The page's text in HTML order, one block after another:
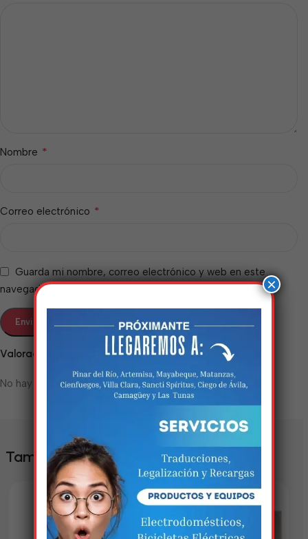
Valoraciones
No hay valoraciones aún.
Nombre *
Correo electrónico *
Guarda mi nombre, correo electrónico y web en este
navegador para la próxima vez que comente.
También te puede interesar
×
Estamos trabalhando
nisso!
Em breve, esta página estará
disponível com novidades
incríveis. Agradecemos pela
paciência e compreensão.